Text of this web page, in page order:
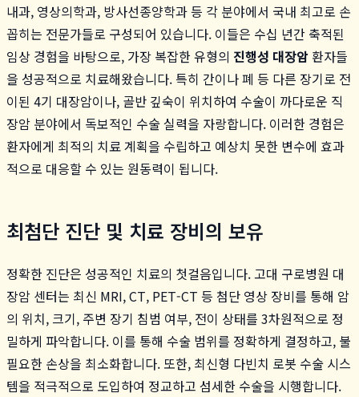
내과, 영상의학과, 방사선종양학과 등 각 분야에서 국내 최고로 손
꼽히는 전문가들로 구성되어 있습니다. 이들은 수십 년간 축적된
임상 경험을 바탕으로, 가장 복잡한 유형의 진행성 대장암 환자들
을 성공적으로 치료해왔습니다. 특히 간이나 폐 등 다른 장기로 전
이된 4기 대장암이나, 골반 깊숙이 위치하여 수술이 까다로운 직
장암 분야에서 독보적인 수술 실력을 자랑합니다. 이러한 경험은
환자에게 최적의 치료 계획을 수립하고 예상치 못한 변수에 효과
적으로 대응할 수 있는 원동력이 됩니다.
최첨단 진단 및 치료 장비의 보유
정확한 진단은 성공적인 치료의 첫걸음입니다. 고대 구로병원 대
장암 센터는 최신 MRI, CT, PET-CT 등 첨단 영상 장비를 통해 암
의 위치, 크기, 주변 장기 침범 여부, 전이 상태를 3차원적으로 정
밀하게 파악합니다. 이를 통해 수술 범위를 정확하게 결정하고, 불
필요한 손상을 최소화합니다. 또한, 최신형 다빈치 로봇 수술 시스
템을 적극적으로 도입하여 정교하고 섬세한 수술을 시행합니다.